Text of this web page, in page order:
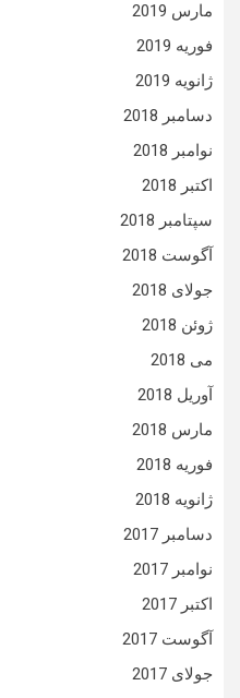
مارس 2019
فوریه 2019
ژانویه 2019
دسامبر 2018
نوامبر 2018
اکتبر 2018
سپتامبر 2018
آگوست 2018
جولای 2018
ژوئن 2018
می 2018
آوریل 2018
مارس 2018
فوریه 2018
ژانویه 2018
دسامبر 2017
نوامبر 2017
اکتبر 2017
آگوست 2017
جولای 2017